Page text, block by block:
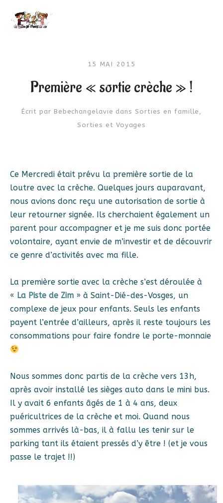
15 MAI 2015
Première « sortie crèche » !
Écrit par Bebechangelavie dans Sorties en famille ,
Sorties et Voyages
Ce Mercredi était prévu la première sortie de la
loutre avec la crèche. Quelques jours auparavant,
nous avions donc reçu une autorisation de sortie à
leur retourner signée. Ils cherchaient également un
parent pour accompagner et je me suis donc portée
volontaire, ayant envie de m’investir et de découvrir
ce genre d’activités avec ma fille.
La première sortie avec la crèche s’est déroulée à
« La Piste de Zim » à Saint-Dié-des-Vosges, un
complexe de jeux pour enfants. Seuls les enfants
payent l’entrée d’ailleurs, après il reste toujours les
consommations pour faire fondre le porte-monnaie
Nous sommes donc partis de la crèche vers 13h,
après avoir installé les sièges auto dans le mini bus.
Il y avait 6 enfants âgés de 1 à 4 ans, deux
puéricultrices de la crèche et moi. Quand nous
sommes arrivés là-bas, il à fallu les tenir sur le
parking tant ils étaient pressés d’y être ! (et je vous
passe le trajet !!)